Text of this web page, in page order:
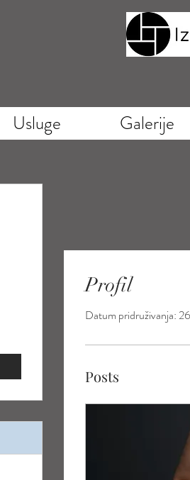
Usluge Galerije
Profil
Datum pridruživanja:
Posts